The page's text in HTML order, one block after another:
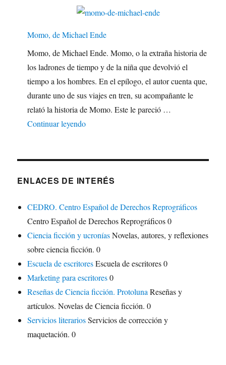
Momo, de Michael Ende
Momo, de Michael Ende. Momo, o la extraña historia de
los ladrones de tiempo y de la niña que devolvió el
tiempo a los hombres. En el epílogo, el autor cuenta que,
durante uno de sus viajes en tren, su acompañante le
relató la historia de Momo. Este le pareció …
Continuar leyendo"Momo, de Michael Ende"
ENLACES DE INTERÉS
CEDRO. Centro Español de Derechos Reprográficos
Centro Español de Derechos Reprográficos 0
Ciencia ficción y ucroníasNovelas, autores, y reflexiones
sobre ciencia ficción. 0
Escuela de escritoresEscuela de escritores 0
Marketing para escritores0
Reseñas de Ciencia ficción. ProtolunaReseñas y
artículos. Novelas de Ciencia ficción. 0
Servicios literariosServicios de corrección y
maquetación. 0